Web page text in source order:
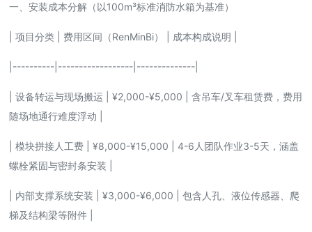
一、安装成本分解（以100m³标准消防水箱为基准）
| 项目分类 | 费用区间（RenMinBi） | 成本构成说明 |
|----------|------------------|--------------|
| 设备转运与现场搬运 | ¥2,000-¥5,000 | 含吊车/叉车租赁费，费用
随场地通行难度浮动 |
| 模块拼接人工费 | ¥8,000-¥15,000 | 4-6人团队作业3-5天，涵盖
螺栓紧固与密封条安装 |
| 内部支撑系统安装 | ¥3,000-¥6,000 | 包含人孔、液位传感器、爬
梯及结构梁等附件 |